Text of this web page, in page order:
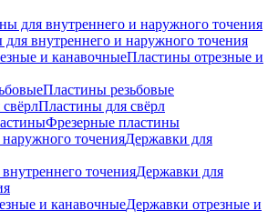
внутреннего и наружного точения
Пластины отрезные и
Пластины резьбовые
Пластины для свёрл
Фрезерные пластины
Державки для
Державки для
Державки отрезные и